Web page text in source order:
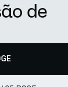
de